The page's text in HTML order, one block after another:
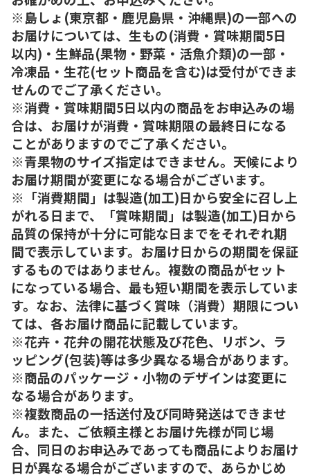
※島しょ(東京都・鹿児島県・沖縄県)の一部への
お届けについては、生もの(消費・賞味期間5日
以内)・生鮮品(果物・野菜・活魚介類)の一部・
冷凍品・生花(セット商品を含む)は受付ができま
せんのでご了承ください。
※消費・賞味期間5日以内の商品をお申込みの場
合は、お届けが消費・賞味期限の最終日になる
ことがありますのでご了承ください。
※青果物のサイズ指定はできません。天候により
お届け期間が変更になる場合がございます。
※「消費期間」は製造(加工)日から安全に召し上
がれる日まで、「賞味期間」は製造(加工)日から
品質の保持が十分に可能な日までをそれぞれ期
間で表示しています。お届け日からの期間を保証
するものではありません。複数の商品がセット
になっている場合、最も短い期間を表示していま
す。なお、法律に基づく賞味（消費）期限につい
ては、各お届け商品に記載しています。
※花卉・花弁の開花状態及び花色、リボン、ラ
ッピング(包装)等は多少異なる場合があります。
※商品のパッケージ・小物のデザインは変更に
なる場合があります。
※複数商品の一括送付及び同時発送はできませ
ん。また、ご依頼主様とお届け先様が同じ場
合、同日のお申込みであっても商品によりお届け
日が異なる場合がございますので、あらかじめ